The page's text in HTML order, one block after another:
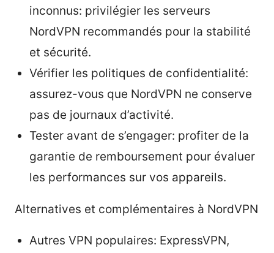
inconnus: privilégier les serveurs
NordVPN recommandés pour la stabilité
et sécurité.
Vérifier les politiques de confidentialité:
assurez-vous que NordVPN ne conserve
pas de journaux d’activité.
Tester avant de s’engager: profiter de la
garantie de remboursement pour évaluer
les performances sur vos appareils.
Alternatives et complémentaires à NordVPN
Autres VPN populaires: ExpressVPN,